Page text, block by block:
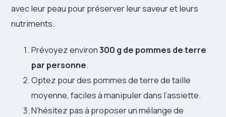
avec leur peau pour préserver leur saveur et leurs
nutriments.
Prévoyez environ300 g de pommes de terre
par personne.
Optez pour des pommes de terre de taille
moyenne, faciles à manipuler dans l’assiette.
N’hésitez pas à proposer un mélange de